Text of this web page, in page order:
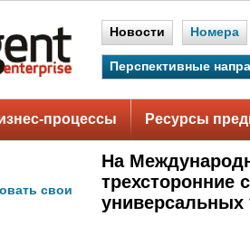
Новости Номера
Перспективные
процессы Ресурсы
свои
На
трехсторонние
универсальных